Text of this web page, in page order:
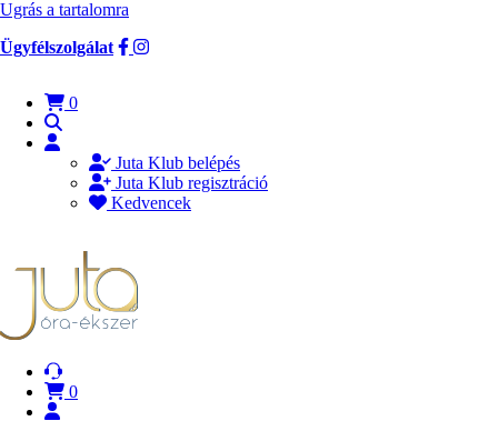
Ugrás a tartalomra
Ügyfélszolgálat
0
Juta Klub belépés
Juta Klub regisztráció
Kedvencek
0